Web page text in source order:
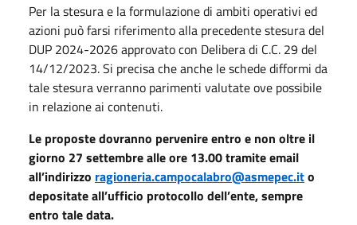
Per la stesura e la formulazione di ambiti operativi ed
azioni può farsi riferimento alla precedente stesura del
DUP 2024-2026 approvato con Delibera di C.C. 29 del
14/12/2023. Si precisa che anche le schede difformi da
tale stesura verranno parimenti valutate ove possibile
in relazione ai contenuti.
Le proposte dovranno pervenire entro e non oltre il
giorno 27 settembre alle ore 13.00 tramite email
all’indirizzo ragioneria.campocalabro@asmepec.ito
depositate all’ufficio protocollo dell’ente, sempre
entro tale data.